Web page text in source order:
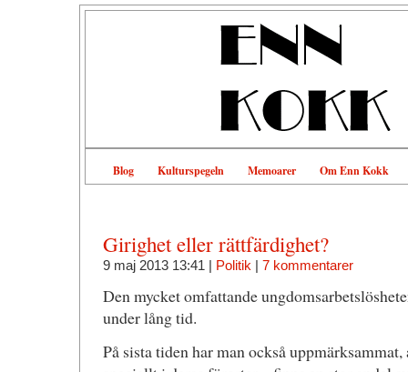
Blog Kulturspegeln Memoarer Om Enn Kokk
Girighet eller rättfärdighet?
9 maj 2013 13:41 | Politik | 7 kommentarer
Den mycket omfattande
under lång tid.
På sista tiden har man också